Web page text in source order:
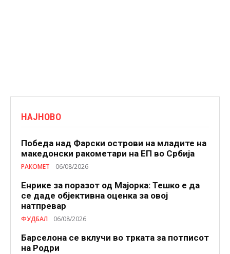
НАЈНОВО
Победа над Фарски острови на младите на
македонски ракометари на ЕП во Србија
РАКОМЕТ 06/08/2026
Енрике за поразот од Мајорка: Тешко е да
се даде објективна оценка за овој
натпревар
ФУДБАЛ 06/08/2026
Барселона се вклучи во трката за потписот
на Родри